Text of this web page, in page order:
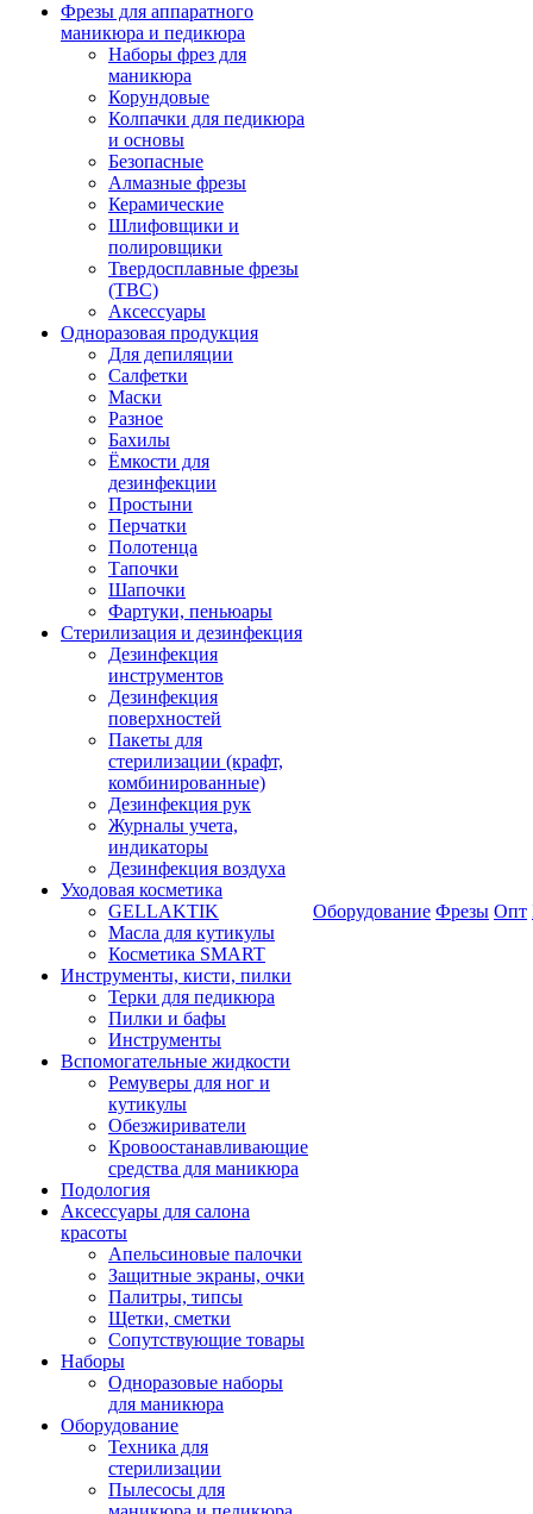
Фрезы для аппаратного
маникюра и педикюра
Наборы фрез для
маникюра
Корундовые
Колпачки для педикюра
и основы
Безопасные
Алмазные фрезы
Керамические
Шлифовщики и
полировщики
Твердосплавные фрезы
(ТВС)
Аксессуары
Одноразовая продукция
Для депиляции
Салфетки
Маски
Разное
Бахилы
Ёмкости для
дезинфекции
Простыни
Перчатки
Полотенца
Тапочки
Шапочки
Фартуки, пеньюары
Стерилизация и дезинфекция
Дезинфекция
инструментов
Дезинфекция
поверхностей
Пакеты для
стерилизации (крафт,
комбинированные)
Дезинфекция рук
Журналы учета,
индикаторы
Дезинфекция воздуха
Уходовая косметика
GELLAKTIK
Масла для кутикулы
Косметика SMART
Инструменты, кисти, пилки
Терки для педикюра
Пилки и бафы
Инструменты
Вспомогательные жидкости
Ремуверы для ног и
кутикулы
Обезжириватели
Кровоостанавливающие
средства для маникюра
Подология
Аксессуары для салона
красоты
Апельсиновые палочки
Защитные экраны, очки
Палитры, типсы
Щетки, сметки
Сопутствующие товары
Наборы
Одноразовые наборы
для маникюра
Оборудование
Техника для
стерилизации
Пылесосы для
Оборудование Фрезы Опт